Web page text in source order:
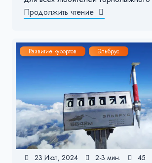
Продолжить чтение
Развитие курортов Эльбрус
23 Июл, 2024 2-3 мин. 45